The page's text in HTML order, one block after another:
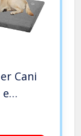
Cani
a